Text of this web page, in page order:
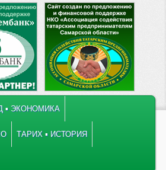
▪ ЭКОНОМИКА
ТАРИХ ▪ ИСТОРИЯ